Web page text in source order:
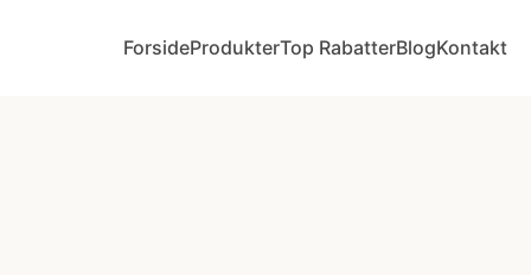
ForsideProdukterTop RabatterBlogKontakt